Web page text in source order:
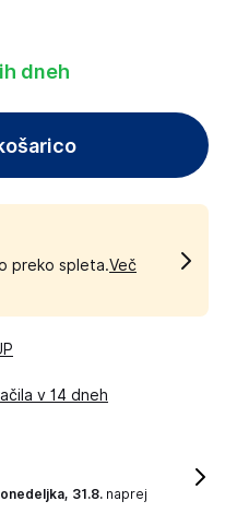
dneh
preko spleta.Več
v 14 dneh
31.8. naprej